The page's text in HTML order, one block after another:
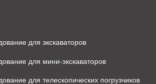
для экскаваторов
для мини-экскаваторов
для телескопических погрузчиков